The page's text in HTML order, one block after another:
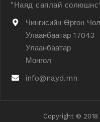
"Наяд саплай
Чингисийн Өргөн
Улаанбаатар 17043
Улаанбаатар
Монгол
info@nayd.mn
Copyright © 2018